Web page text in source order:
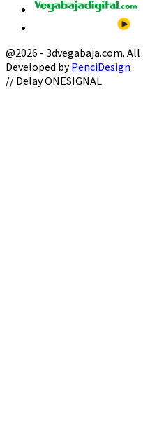
@2026 - 3dvegabaja.com.
Developed byPenciDesign
Facebook
Twitter
Instagram
Youtube
Email
// Delay ONESIGNAL